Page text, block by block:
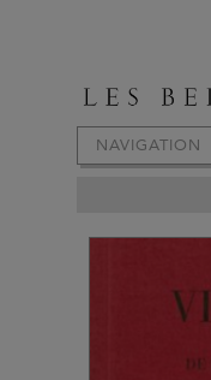
NAVIGATION